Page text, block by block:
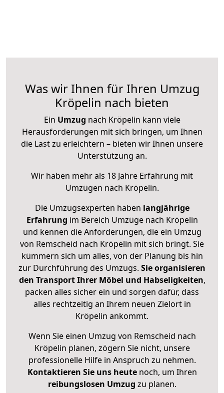
Was wir Ihnen für Ihren Umzug
Kröpelin nach bieten
Ein Umzug nach Kröpelin kann viele
Herausforderungen mit sich bringen, um Ihnen
die Last zu erleichtern – bieten wir Ihnen unsere
Unterstützung an.
Wir haben mehr als 18 Jahre Erfahrung mit
Umzügen nach Kröpelin.
Die Umzugsexperten haben langjährige
Erfahrung im Bereich Umzüge nach Kröpelin
und kennen die Anforderungen, die ein Umzug
von Remscheid nach Kröpelin mit sich bringt. Sie
kümmern sich um alles, von der Planung bis hin
zur Durchführung des Umzugs. Sie organisieren
den Transport Ihrer Möbel und Habseligkeiten,
packen alles sicher ein und sorgen dafür, dass
alles rechtzeitig an Ihrem neuen Zielort in
Kröpelin ankommt.
Wenn Sie einen Umzug von Remscheid nach
Kröpelin planen, zögern Sie nicht, unsere
professionelle Hilfe in Anspruch zu nehmen.
Kontaktieren Sie uns heutenoch, um Ihren
reibungslosen Umzug zu planen.